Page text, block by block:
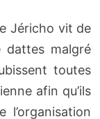
Jéricho vit de
dattes malgré
toutes
afin qu’ils